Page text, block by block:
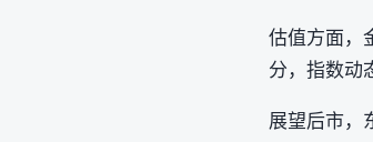
估值方面，
分，指数动
展望后市，